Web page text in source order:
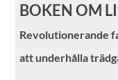
BOKEN OM
Revolutionerande
att underhålla